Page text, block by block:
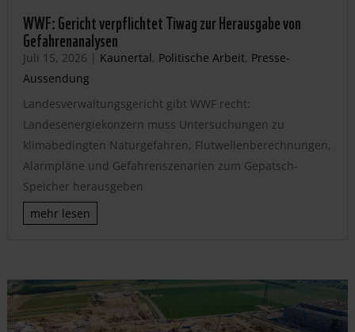
WWF: Gericht verpflichtet Tiwag zur Herausgabe von
Gefahrenanalysen
Juli 15, 2026 | Kaunertal, Politische Arbeit, Presse-
Aussendung
Landesverwaltungsgericht gibt WWF recht:
Landesenergiekonzern muss Untersuchungen zu
klimabedingten Naturgefahren, Flutwellenberechnungen,
Alarmpläne und Gefahrenszenarien zum Gepatsch-
Speicher herausgeben
mehr lesen